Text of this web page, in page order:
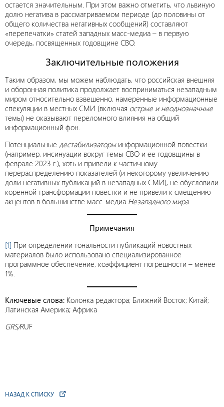
остается значительным. При этом важно отметить, что львиную
долю негатива в рассматриваемом периоде (до половины от
общего количества негативных сообщений) составляют
«перепечатки» статей западных масс-медиа – в первую
очередь, посвященных годовщине СВО.
Заключительные положения
Таким образом, мы можем наблюдать, что российская внешняя
и оборонная политика продолжает восприниматься незападным
миром относительно взвешенно, намеренные информационные
спекуляции в местных СМИ (включая острые и неоднозначные
темы) не оказывают переломного влияния на общий
информационный фон.
Потенциальные дестабилизаторыинформационной повестки
(например, инсинуации вокруг темы СВО и ее годовщины в
феврале 2023 г.), хоть и привели к частичному
перераспределению показателей (и некоторому увеличению
доли негативных публикаций в незападных СМИ), не обусловили
коренной трансформации повестки и не привели к смещению
акцентов в большинстве масс-медиа Незападного мира.
Примечания
[1] При определении тональности публикаций новостных
материалов было использовано специализированное
программное обеспечение, коэффициент погрешности – менее
1%.
Ключевые слова: Колонка редактора; Ближний Восток; Китай;
Латинская Америка; Африка
GRS/RUF
НАЗАД К СПИСКУ